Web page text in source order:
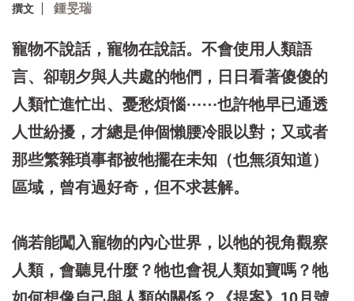
撰文 鍾旻瑞
寵物不說話，寵物在說話。不會使用人類語
言、卻朝夕與人共處的牠們，日日看著傻傻的
人類忙進忙出、憂愁煩惱⋯⋯也許牠早已通透
人世紛擾，才總是伸個懶腰冷眼以對；又或者
那些繁雜瑣事都被牠擺在未知（也無須知道）
區域，曾有過好奇，但不求甚解。
倘若能闖入寵物的內心世界，以牠的視角觀察
人類，會聽見什麼？牠也會視人類如寶嗎？牠